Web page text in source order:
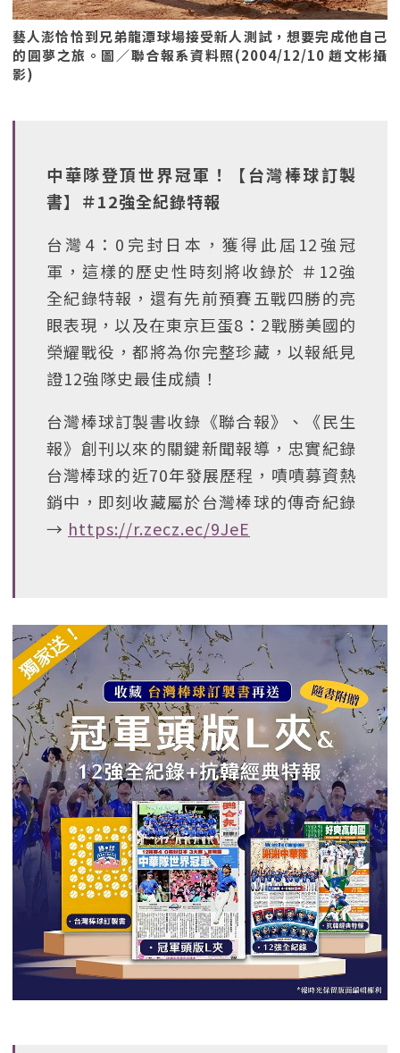
藝人澎恰恰到兄弟龍潭球場接受新人測試，想要完成他自己
的圓夢之旅。圖／聯合報系資料照(2004/12/10 趙文彬攝
影)
中華隊登頂世界冠軍！【台灣棒球訂製
書】＃12強全紀錄特報
台灣4：0完封日本，獲得此屆12強冠
軍，這樣的歷史性時刻將收錄於 ＃12強
全紀錄特報，還有先前預賽五戰四勝的亮
眼表現，以及在東京巨蛋8：2戰勝美國的
榮耀戰役，都將為你完整珍藏，以報紙見
證12強隊史最佳成績！
台灣棒球訂製書收錄《聯合報》、《民生
報》創刊以來的關鍵新聞報導，忠實紀錄
台灣棒球的近70年發展歷程，嘖嘖募資熱
銷中，即刻收藏屬於台灣棒球的傳奇紀錄
→ https://r.zecz.ec/9JeE